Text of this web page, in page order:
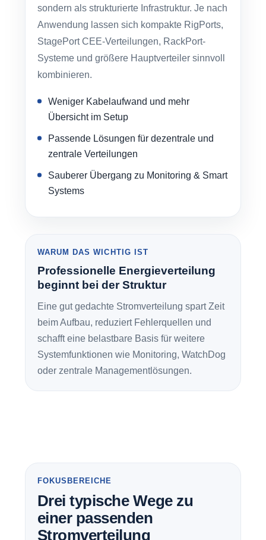
sondern als strukturierte Infrastruktur. Je nach
Anwendung lassen sich kompakte RigPorts,
StagePort CEE-Verteilungen, RackPort-
Systeme und größere Hauptverteiler sinnvoll
kombinieren.
Weniger Kabelaufwand und mehr
Übersicht im Setup
Passende Lösungen für dezentrale und
zentrale Verteilungen
Sauberer Übergang zu Monitoring & Smart
Systems
WARUM DAS WICHTIG IST
Professionelle Energieverteilung
beginnt bei der Struktur
Eine gut gedachte Stromverteilung spart Zeit
beim Aufbau, reduziert Fehlerquellen und
schafft eine belastbare Basis für weitere
Systemfunktionen wie Monitoring, WatchDog
oder zentrale Managementlösungen.
FOKUSBEREICHE
Drei typische Wege zu
einer passenden
Stromverteilung